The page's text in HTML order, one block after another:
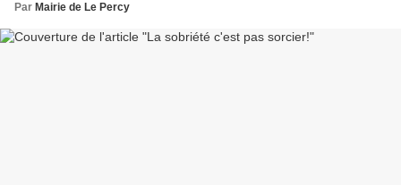
Par Mairie de Le Percy